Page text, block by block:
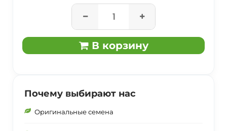
В корзину
Почему выбирают нас
Оригинальные семена